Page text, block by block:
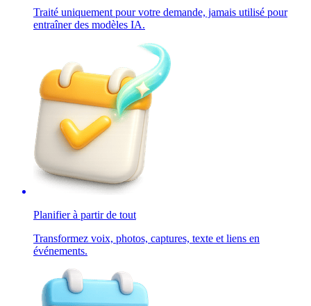
Traité uniquement pour votre demande, jamais utilisé pour
entraîner des modèles IA.
Planifier à partir de tout
Transformez voix, photos, captures, texte et liens en
événements.